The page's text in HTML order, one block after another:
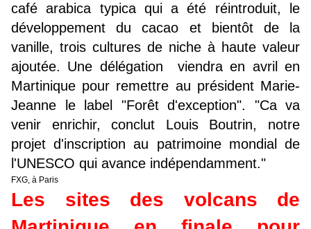
café arabica typica qui a été réintroduit, le
développement du cacao et bientôt de la
vanille, trois cultures de niche à haute valeur
ajoutée. Une délégation viendra en avril en
Martinique pour remettre au président Marie-
Jeanne le label "Forêt d'exception". "Ca va
venir enrichir, conclut Louis Boutrin, notre
projet d'inscription au patrimoine mondial de
l'UNESCO qui avance indépendamment."
FXG, à Paris
Les sites des volcans de